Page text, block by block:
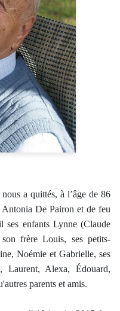
a quittés, à l’âge de 86
De Pairon et de feu
ses enfants Lynne (Claude
frère Louis, ses petits-
Noémie et Gabrielle, ses
Laurent, Alexa, Édouard,
parents et amis.